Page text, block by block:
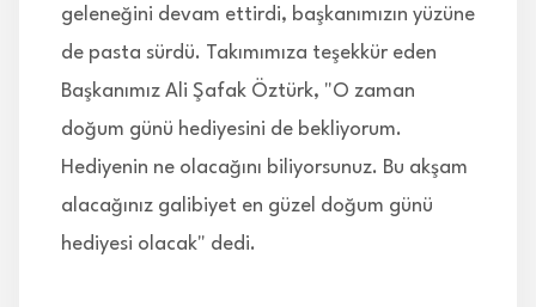
geleneğini devam ettirdi, başkanımızın yüzüne
de pasta sürdü. Takımımıza teşekkür eden
Başkanımız Ali Şafak Öztürk, "O zaman
doğum günü hediyesini de bekliyorum.
Hediyenin ne olacağını biliyorsunuz. Bu akşam
alacağınız galibiyet en güzel doğum günü
hediyesi olacak" dedi.